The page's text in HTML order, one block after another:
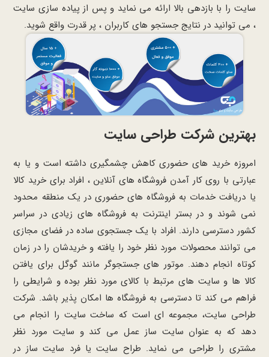
سایت را با بازدهی بالا ارائه می نماید و پس از پیاده سازی سایت
، می توانید در نتایج جستجو های کاربران ، پر قدرت واقع شوید.
بهترین شرکت طراحی سایت
امروزه خرید های حضوری کاهش چشمگیری داشته است و یا به
عبارتی با روی کار آمدن فروشگاه های آنلاین ، افراد برای خرید کالا
یا دریافت خدمات به فروشگاه های حضوری در یک منطقه محدود
نمی شوند و در بستر اینترنت به فروشگاه های زیادی در سراسر
کشور دسترسی دارند. افراد با یک جستجوی ساده در فضای مجازی
می توانند محصولات مورد نظر خود را یافته و خریدشان را در زمان
کوتاه انجام دهند. موتور های جستجوگر مانند گوگل برای یافتن
کالا ها و سایت های مرتبط با کالای مورد نظر بوده و شرایطی را
فراهم می کند تا دسترسی به فروشگاه ها امکان پذیر باشد. شرکت
طراحی سایت، مجموعه ای است که ساخت سایت را انجام می
دهد که به عنوان سایت ساز عمل می کند و سایت مورد نظر
مشتری را طراحی می نماید. طراح سایت یا فرد سایت ساز در